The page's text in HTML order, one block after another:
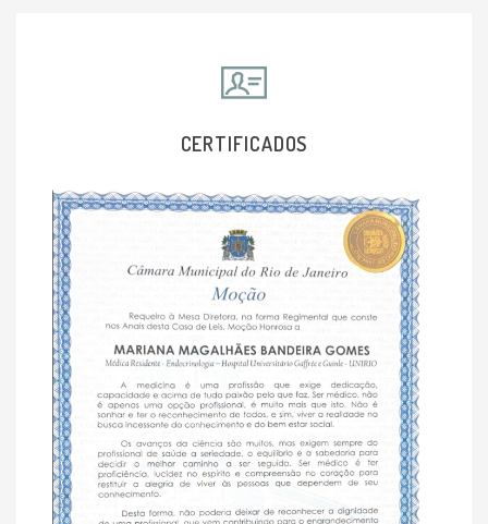
CERTIFICADOS